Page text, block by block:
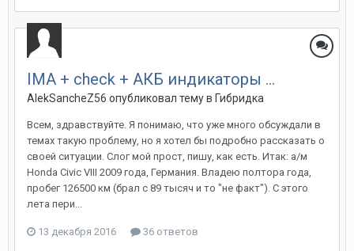
IMA + check + АКБ индикаторы ...
AlekSancheZ56 опубликовал тему в Гибридка
Всем, здравствуйте. Я понимаю, что уже много обсуждали в
темах такую проблему, но я хотел бы подробно рассказать о
своей ситуации. Слог мой прост, пишу, как есть. Итак: а/м
Honda Civic VIII 2009 года, Германия. Владею полтора года,
пробег 126500 км (брал с 89 тысяч и то "не факт"). С этого
лета пери...
13 декабря 2016 36 ответов